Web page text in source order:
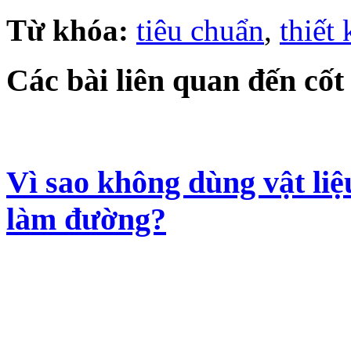
Từ khóa: tiêu chuẩn, thiết
Các bài liên quan đến
Vì sao không dùng vật
làm đường?